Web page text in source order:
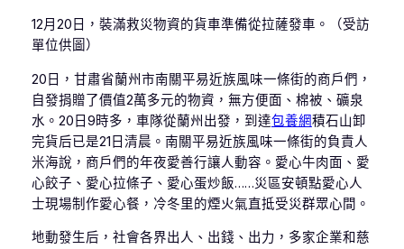
12月20日，裝滿救災物資的貨車準備從拉薩發車。（受訪
單位供圖）
20日，甘肅省蘭州市南關平易近族風味一條街的商戶們，
自發捐贈了價值2萬多元的物資，無方便面、棉被、礦泉
水。20日9時多，車隊從蘭州出發，到達包養網積石山卸
完貨后已是21日清晨。南關平易近族風味一條街的負責人
米海說，商戶們的年夜愛善行讓人動容。愛心牛肉面、愛
心餃子、愛心拉條子、愛心蛋炒飯……災區安頓點愛心人
士現場制作愛心餐，冷冬里的煙火氣直抵受災群眾心間。
地動發生后，社會各界出人、出錢、出力，多家企業和慈